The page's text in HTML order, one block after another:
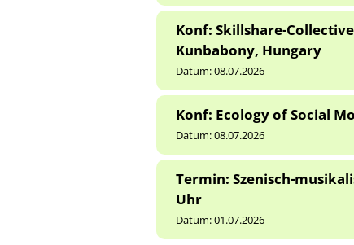
Konf: Skillshare-
Kunbabony, Hungary
Datum:08.07.2026
Konf: Ecology of Social
Datum:08.07.2026
Termin: Szenisch-
Uhr
Datum:01.07.2026